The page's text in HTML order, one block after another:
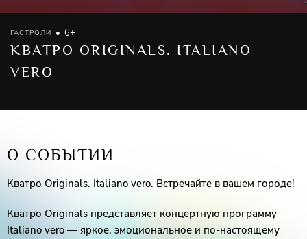
ГАСТРОЛИ 6+
КВАТРО ORIGINALS. ITALIANO
VERO
О СОБЫТИИ
Кватро Originals. Italiano vero. Встречайте в вашем городе!
Кватро Originals представляет концертную программу
Italiano vero — яркое, эмоциональное и по-настоящему